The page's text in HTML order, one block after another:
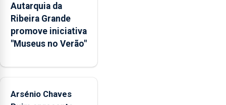
na
Rede
Municipal
de
aos
durante
Autarquia da
Ribeira Grande
promove iniciativa
"Museus no Verão"
Arsénio Chaves